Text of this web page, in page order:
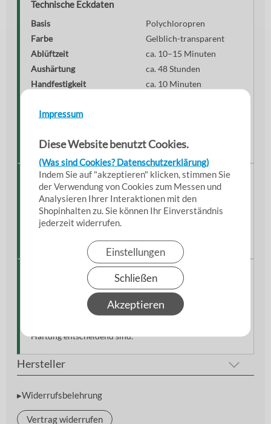
Impressum
Diese Website benutzt Cookies.
(Was sind Cookies? Datenschutzerklärung)
Indem Sie auf "akzeptieren" klicken, stimmen Sie
der Verwendung von Cookies zum Messen und
Analysieren Ihrer Interaktionen mit den
Shopinhalten zu. Sie können Ihr Einverständnis
jederzeit widerrufen.
Einstellungen
Schließen
Akzeptieren
Technische Eckdaten
Basis
Polychloropren
Farbe
Gelblich-transparent
Ablüftzeit
ca. 10–15 Minuten
Aushärtung
ca. 48 Stunden
Handfestigkeit
ca. 10 Minuten
Temperaturbeständigkeit
Inhalt
70 ml
Hinweise zur Anwendung
Untergrund sauber, trocken und fettfrei halten. Kleber
beidseitig auftragen, ablüften lassen und anschließend
die Teile zusammenfügen. Für optimale Ergebnisse
gleichmäßig andrücken.
Einordnung & Einsatzkontext
Ein zuverlässiger Spezialkleber für elastische
Verbindungen. Besonders geeignet für Anwendungen,
Haftung entscheidend sind.
Hersteller
▸Widerrufsbelehrung
Vertrag widerrufen